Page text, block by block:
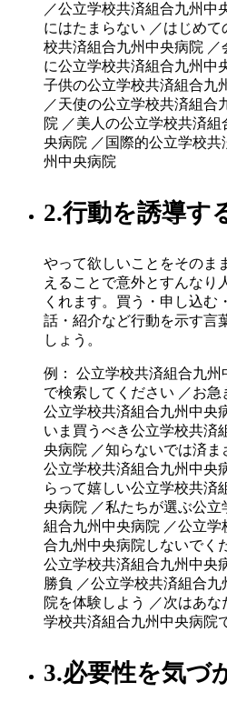
／公立学校共済組合九州中
にはたまらない ／はじめて
校共済組合九州中央病院 ／
に公立学校共済組合九州中
子供の公立学校共済組合九
／天使の公立学校共済組合
院 ／美人の公立学校共済組
央病院 ／国際的公立学校共
州中央病院
2.行動を誘導す
やって欲しいことをそのま
えることで意外とすんなり
くれます。買う・申し込む
話・紹介など行動を示す言
しょう。
例： 公立学校共済組合九州
で検索してください ／お急
公立学校共済組合九州中央
いま買うべき公立学校共済
央病院 ／知らないでは済ま
公立学校共済組合九州中央
らって嬉しい公立学校共済
央病院 ／私たちが選ぶ公立
組合九州中央病院 ／公立学
合九州中央病院しないでく
公立学校共済組合九州中央
勝負 ／公立学校共済組合九
院を体験しよう ／次はあな
学校共済組合九州中央病院
3.必要性を気づ